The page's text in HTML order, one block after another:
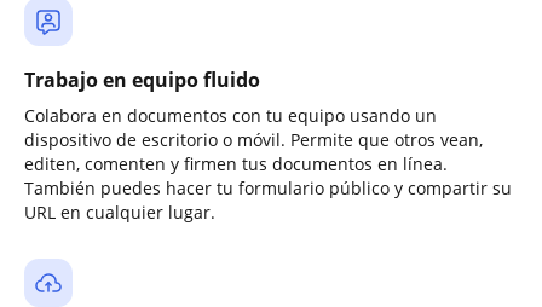
Trabajo en equipo fluido
Colabora en documentos con tu equipo usando un
dispositivo de escritorio o móvil. Permite que otros vean,
editen, comenten y firmen tus documentos en línea.
También puedes hacer tu formulario público y compartir su
URL en cualquier lugar.